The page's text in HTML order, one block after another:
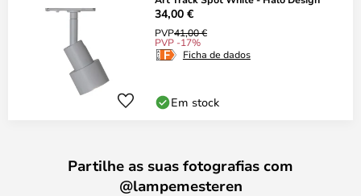
34,00 €
PVP41,00 €
PVP -17%
Ficha de dados
Em stock
Partilhe as suas fotografias com
@lampemesteren